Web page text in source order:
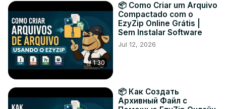
1:30
📦 Como Criar um Arquivo
Compactado com o
EzyZip Online Grátis |
Sem Instalar Software
Jul 12, 2026
📦 Как Создать
Архивный Файл с